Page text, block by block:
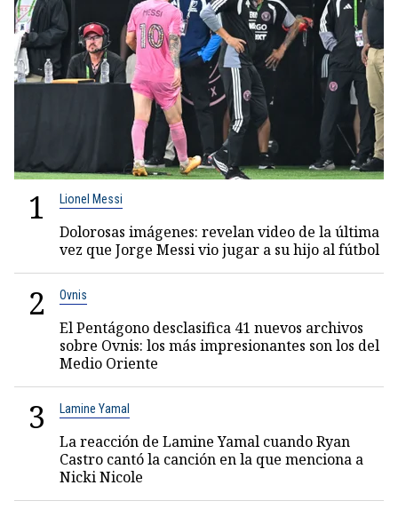
1 Lionel Messi
Dolorosas imágenes: revelan video de la última
vez que Jorge Messi vio jugar a su hijo al fútbol
2 Ovnis
El Pentágono desclasifica 41 nuevos archivos
sobre Ovnis: los más impresionantes son los del
Medio Oriente
3 Lamine Yamal
La reacción de Lamine Yamal cuando Ryan
Castro cantó la canción en la que menciona a
Nicki Nicole